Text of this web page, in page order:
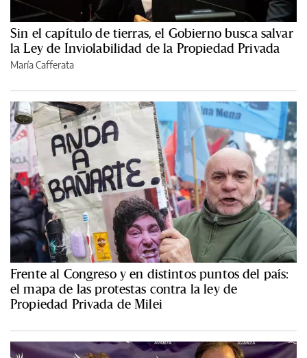
Sin el capítulo de tierras, el Gobierno busca salvar
la Ley de Inviolabilidad de la Propiedad Privada
María Cafferata
Frente al Congreso y en distintos puntos del país:
el mapa de las protestas contra la ley de
Propiedad Privada de Milei